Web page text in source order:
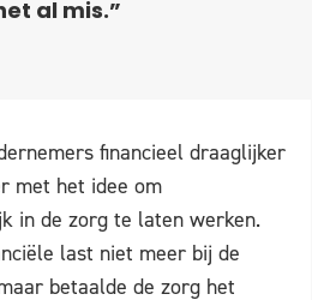
al mis.”
financieel draaglijker
met het idee om
in de zorg te laten werken.
last niet meer bij de
betaalde de zorg het